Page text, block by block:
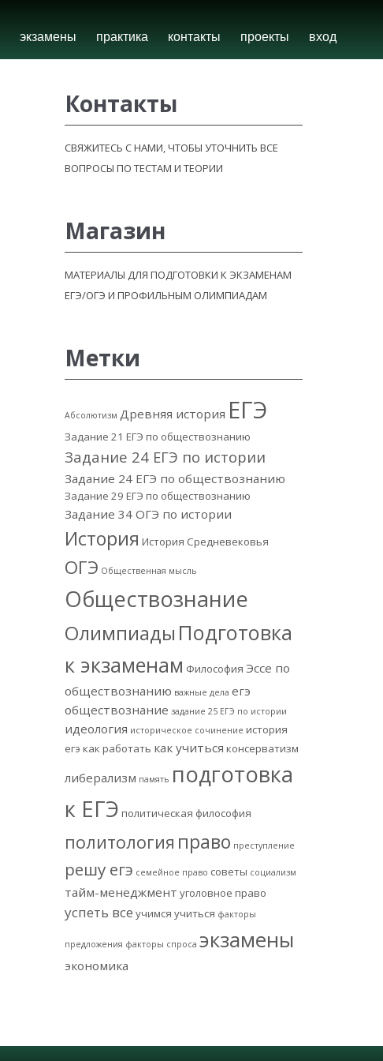
экзамены практика контакты проекты вход
Контакты
СВЯЖИТЕСЬ С НАМИ, ЧТОБЫ УТОЧНИТЬ ВСЕ
ВОПРОСЫ ПО ТЕСТАМ И ТЕОРИИ
Магазин
МАТЕРИАЛЫ ДЛЯ ПОДГОТОВКИ К ЭКЗАМЕНАМ
ЕГЭ/ОГЭ И ПРОФИЛЬНЫМ ОЛИМПИАДАМ
Метки
Абсолютизм Древняя история ЕГЭ
Задание 21 ЕГЭ по обществознанию
Задание 24 ЕГЭ по истории
Задание 24 ЕГЭ по обществознанию
Задание 29 ЕГЭ по обществознанию
Задание 34 ОГЭ по истории
История История Средневековья
ОГЭ Общественная мысль
Обществознание
Олимпиады Подготовка
к экзаменам Философия Эссе по
обществознанию важные дела егэ
обществознание задание 25 ЕГЭ по истории
идеология историческое сочинение история
егэ как работать как учиться консерватизм
либерализм память подготовка
к ЕГЭ политическая философия
политология право преступление
решу егэ семейное право советы социализм
тайм-менеджмент уголовное право
успеть все учимся учиться факторы
предложения факторы спроса экзамены
экономика